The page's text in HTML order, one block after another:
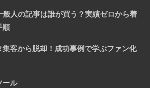
般人の記事は誰が買う？実績ゼロから着
順
集客から脱却！成功事例で学ぶファン化
ール